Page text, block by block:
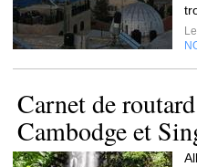
Carnet de
Cambodge et